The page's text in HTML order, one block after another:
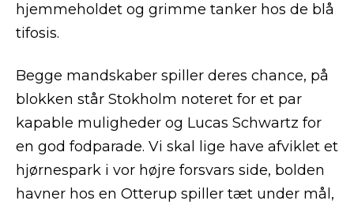
hjemmeholdet og grimme tanker hos de blå
tifosis.
Begge mandskaber spiller deres chance, på
blokken står Stokholm noteret for et par
kapable muligheder og Lucas Schwartz for
en god fodparade. Vi skal lige have afviklet et
hjørnespark i vor højre forsvars side, bolden
havner hos en Otterup spiller tæt under mål,